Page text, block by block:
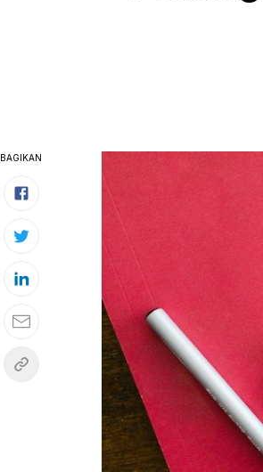
BAGIKAN